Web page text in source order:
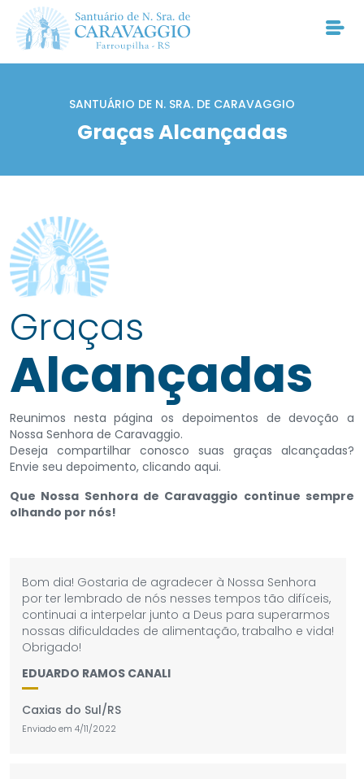
SANTUÁRIO DE N. SRA. DE CARAVAGGIO
Graças Alcançadas
Graças
Alcançadas
Reunimos nesta página os depoimentos de devoção a
Nossa Senhora de Caravaggio.
Deseja compartilhar conosco suas graças alcançadas?
Envie seu depoimento, clicando aqui.
Que Nossa Senhora de Caravaggio continue sempre
olhando por nós!
Bom dia! Gostaria de agradecer à Nossa Senhora
por ter lembrado de nós nesses tempos tão difíceis,
continuai a interpelar junto a Deus para superarmos
nossas dificuldades de alimentação, trabalho e vida!
Obrigado!
EDUARDO RAMOS CANALI
Caxias do Sul/RS
Enviado em 4/11/2022